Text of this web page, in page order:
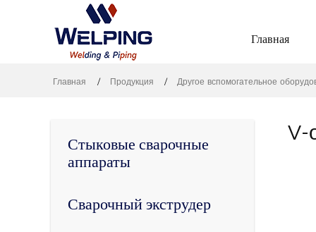
Главная
Главная Продукция Другое вспомогательное
V-
Стыковые сварочные
аппараты
Сварочный экструдер